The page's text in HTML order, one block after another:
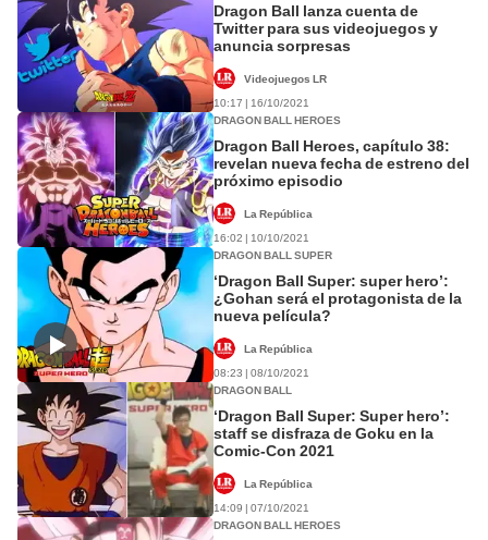
Dragon Ball lanza cuenta de
Twitter para sus videojuegos y
anuncia sorpresas
Videojuegos LR
10:17 | 16/10/2021
DRAGON BALL HEROES
Dragon Ball Heroes, capítulo 38:
revelan nueva fecha de estreno del
próximo episodio
La República
16:02 | 10/10/2021
DRAGON BALL SUPER
‘Dragon Ball Super: super hero’:
¿Gohan será el protagonista de la
nueva película?
La República
08:23 | 08/10/2021
DRAGON BALL
‘Dragon Ball Super: Super hero’:
staff se disfraza de Goku en la
Comic-Con 2021
La República
14:09 | 07/10/2021
DRAGON BALL HEROES